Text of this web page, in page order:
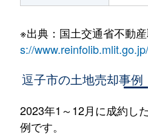
※出典：国土交通省不動
s://www.reinfolib.mlit.go.jp/
逗子市の土地売却事例
2023年1～12月に成約し
例です。